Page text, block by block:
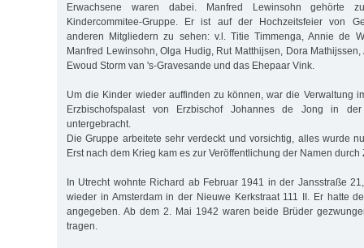
Erwachsene waren dabei. Manfred Lewinsohn gehörte
Kindercommitee-Gruppe. Er ist auf der Hochzeitsfeier von
anderen Mitgliedern zu sehen: v.l. Titie Timmenga, Annie de
Manfred Lewinsohn, Olga Hudig, Rut Matthijsen, Dora Mathijssen,
Ewoud Storm van 's-Gravesande und das Ehepaar Vink.
Um die Kinder wieder auffinden zu können, war die Verwaltung
Erzbischofspalast von Erzbischof Johannes de Jong in
untergebracht.
Die Gruppe arbeitete sehr verdeckt und vorsichtig, alles wurde
Erst nach dem Krieg kam es zur Veröffentlichung der Namen
In Utrecht wohnte Richard ab Februar 1941 in der Jansstraße
wieder in Amsterdam in der Nieuwe Kerkstraat 111 II. Er hatte
angegeben. Ab dem 2. Mai 1942 waren beide Brüder
tragen.